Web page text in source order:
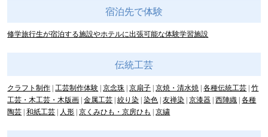
宿泊先で体験
修学旅行生が宿泊する施設やホテルに出張可能な体験学習施設
伝統工芸
クラフト制作 工芸制作体験 京念珠 京扇子 京焼・清水焼 各種伝統工芸 竹
工芸・木工芸・木版画 金属工芸 絞り染 染色 友禅染 京漆器 西陣織 各種
陶芸 和紙工芸 人形 京くみひも・京房ひも 京繍